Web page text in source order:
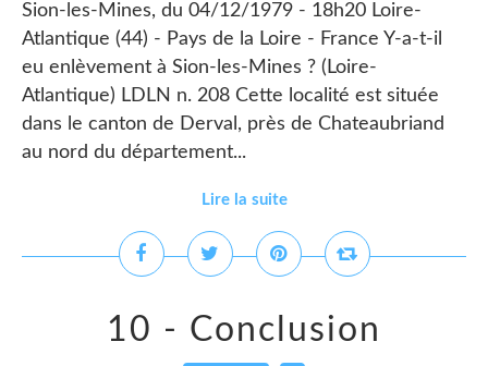
Sion-les-Mines, du 04/12/1979 - 18h20 Loire-
Atlantique (44) - Pays de la Loire - France Y-a-t-il
eu enlèvement à Sion-les-Mines ? (Loire-
Atlantique) LDLN n. 208 Cette localité est située
dans le canton de Derval, près de Chateaubriand
au nord du département...
Lire la suite
10 - Conclusion